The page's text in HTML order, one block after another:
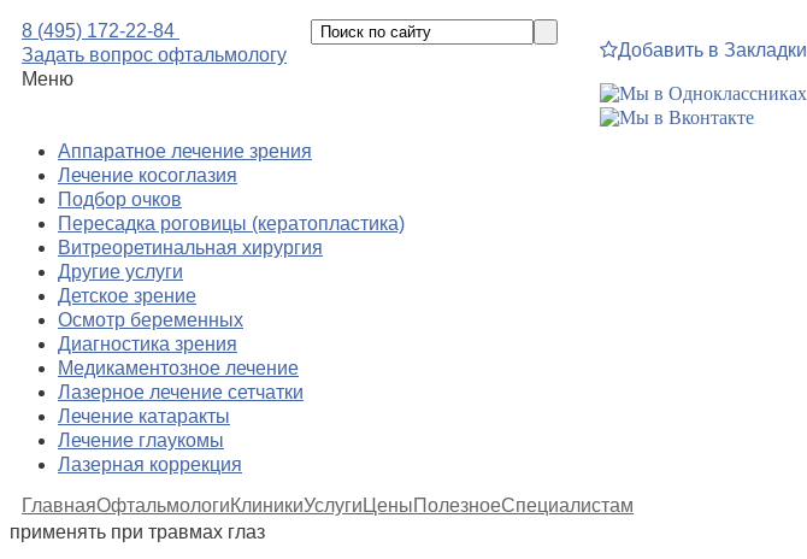
8 (495) 172-22-84
Задать вопрос офтальмологу
Меню
Добавить в Закладки
Аппаратное лечение зрения
Лечение косоглазия
Подбор очков
Пересадка роговицы (кератопластика)
Витреоретинальная хирургия
Другие услуги
Детское зрение
Осмотр беременных
Диагностика зрения
Медикаментозное лечение
Лазерное лечение сетчатки
Лечение катаракты
Лечение глаукомы
Лазерная коррекция
ГлавнаяОфтальмологиКлиникиУслуги ЦеныПолезноеСпециалистам
применять при травмах глаз